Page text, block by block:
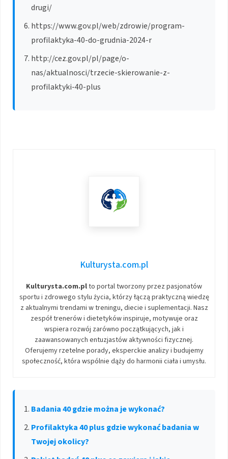
drugi/
https://www.gov.pl/web/zdrowie/program-
profilaktyka-40-do-grudnia-2024-r
http://cez.gov.pl/pl/page/o-
nas/aktualnosci/trzecie-skierowanie-z-
profilaktyki-40-plus
Kulturysta.com.pl
Kulturysta.com.plto portal tworzony przez pasjonatów
sportu i zdrowego stylu życia, którzy łączą praktyczną wiedzę
z aktualnymi trendami w treningu, diecie i suplementacji. Nasz
zespół trenerów i dietetyków inspiruje, motywuje oraz
wspiera rozwój zarówno początkujących, jak i
zaawansowanych entuzjastów aktywności fizycznej.
Oferujemy rzetelne porady, eksperckie analizy i budujemy
społeczność, która wspólnie dąży do harmonii ciała i umysłu.
Badania 40 gdzie można je wykonać?
Profilaktyka 40 plus gdzie wykonać badania w
Twojej okolicy?